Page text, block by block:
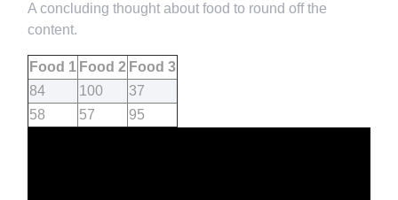
A concluding thought about food to round off the
content.
Food 1 Food 2 Food 3
84
100
37
58
57 95